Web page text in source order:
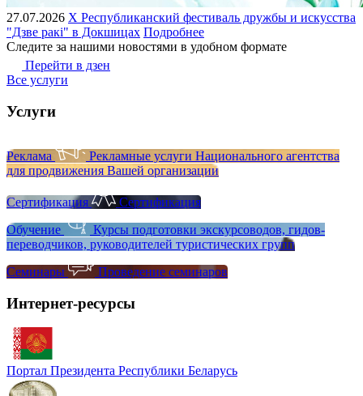
27.07.2026 X Республиканский фестиваль дружбы и искусства
"Дзве ракі" в Докшицах Подробнее
Следите за нашими новостями в удобном формате
Перейти в дзен
Все услуги
Услуги
Реклама
Рекламные услуги Национального агентства
для продвижения Вашей организации
Сертификация
Сертификация
Обучение
Курсы подготовки экскурсоводов, гидов-
переводчиков, руководителей туристических групп
Семинары
Проведение семинаров
Интернет-ресурсы
Портал Президента Республики Беларусь